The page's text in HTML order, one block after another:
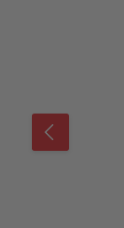
Bildergalerie